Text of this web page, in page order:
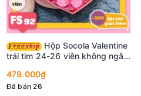
trái tim 24-26 viên không ngăn
479.000₫
Đã bán 26